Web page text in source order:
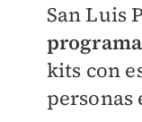
San Luis
kits con
personas